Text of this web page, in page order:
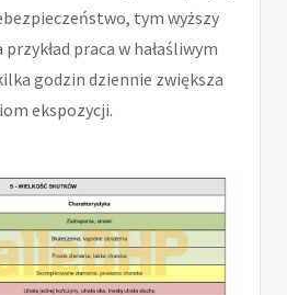
tym wyższy
praca w hałaśliwym
godzin dziennie zwiększa
ekspozycji.